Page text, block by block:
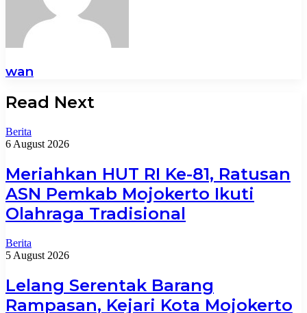
wan
Read Next
Berita
6 August 2026
Meriahkan HUT RI Ke-81, Ratusan
ASN Pemkab Mojokerto Ikuti
Olahraga Tradisional
Berita
5 August 2026
Lelang Serentak Barang
Rampasan, Kejari Kota Mojokerto